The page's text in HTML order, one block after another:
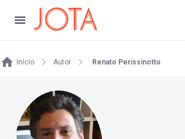
Início Autor Renato Perissinotto